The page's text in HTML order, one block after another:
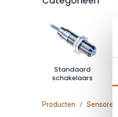
Standaard
schakelaars
Producten Sensoren